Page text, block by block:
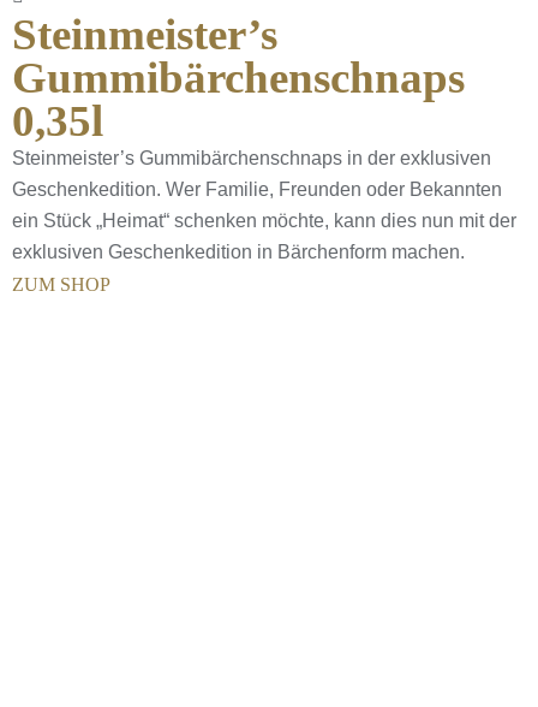
Steinmeister’s
Gummibärchenschnaps
0,35l
Steinmeister’s Gummibärchenschnaps in der exklusiven
Geschenkedition. Wer Familie, Freunden oder Bekannten
ein Stück „Heimat“ schenken möchte, kann dies nun mit der
exklusiven Geschenkedition in Bärchenform machen.
ZUM SHOP